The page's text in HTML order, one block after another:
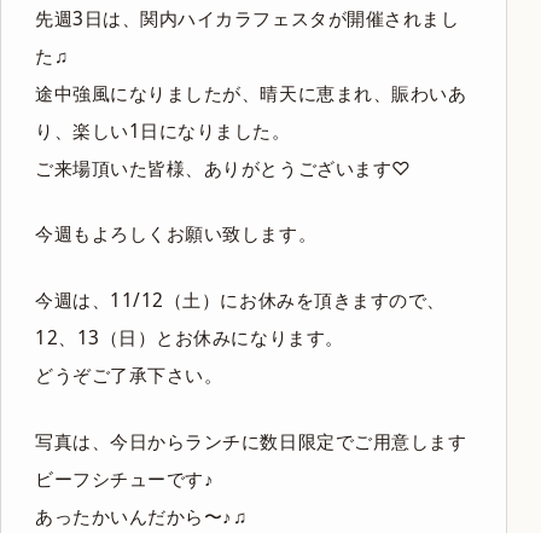
先週3日は、関内ハイカラフェスタが開催されまし
た♫
途中強風になりましたが、晴天に恵まれ、賑わいあ
り、楽しい1日になりました。
ご来場頂いた皆様、ありがとうございます♡
今週もよろしくお願い致します。
今週は、11/12（土）にお休みを頂きますので、
12、13（日）とお休みになります。
どうぞご了承下さい。
写真は、今日からランチに数日限定でご用意します
ビーフシチューです♪
あったかいんだから〜♪♫